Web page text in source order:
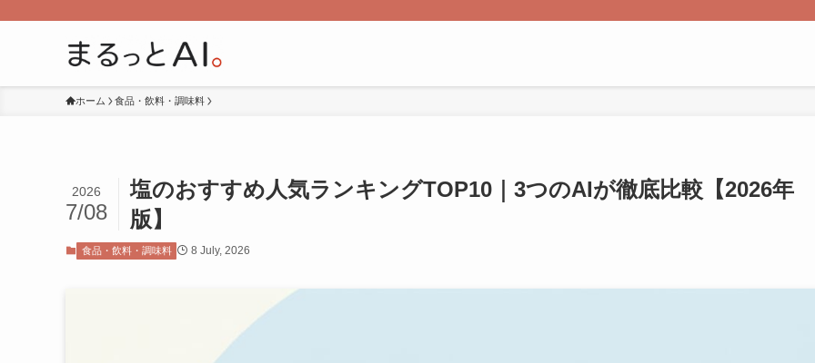
ホーム 食品・飲料・調味料
塩のおすすめ人気ランキングTOP10｜3つのAIが徹底比較【2026年
版】
2026
7/08
食品・飲料・調味料 8 July, 2026